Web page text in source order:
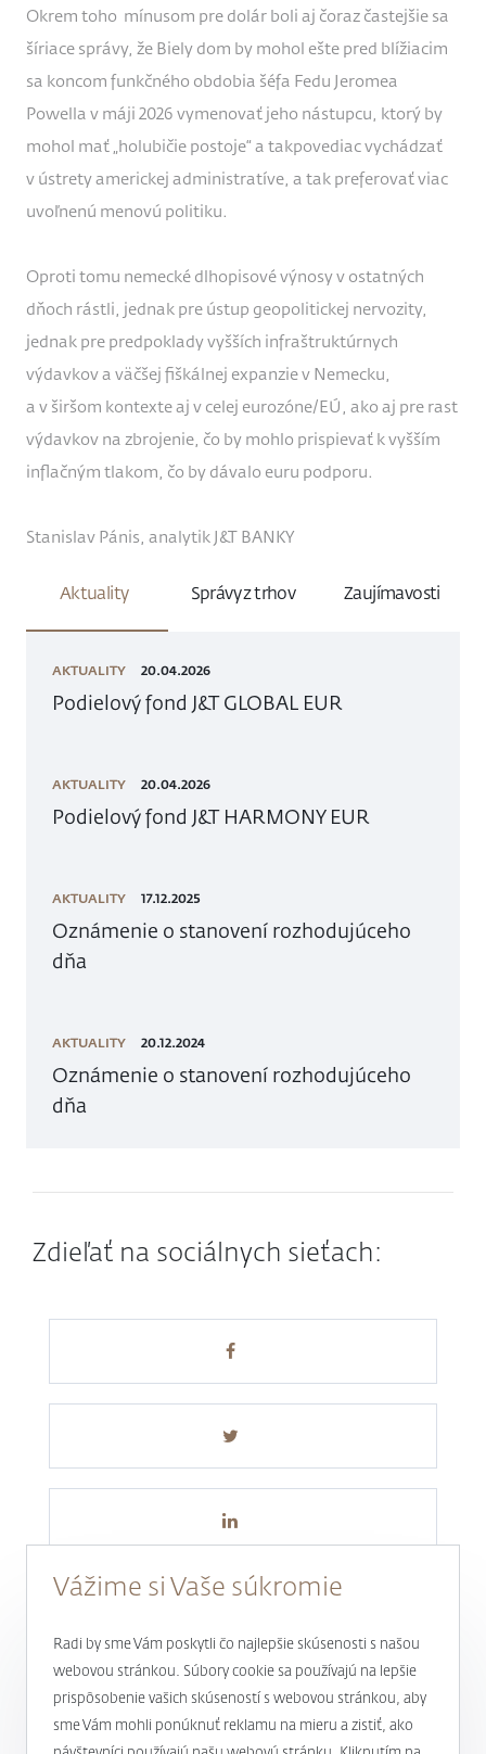
Okrem toho mínusom pre dolár boli aj čoraz častejšie sa
šíriace správy, že Biely dom by mohol ešte pred blížiacim
sa koncom funkčného obdobia šéfa Fedu Jeromea
Powella v máji 2026 vymenovať jeho nástupcu, ktorý by
mohol mať „holubičie postoje“ a takpovediac vychádzať
v ústrety americkej administratíve, a tak preferovať viac
uvoľnenú menovú politiku.
Oproti tomu nemecké dlhopisové výnosy v ostatných
dňoch rástli, jednak pre ústup geopolitickej nervozity,
jednak pre predpoklady vyšších infraštruktúrnych
výdavkov a väčšej fiškálnej expanzie v Nemecku,
a v širšom kontexte aj v celej eurozóne/EÚ, ako aj pre rast
výdavkov na zbrojenie, čo by mohlo prispievať k vyšším
inflačným tlakom, čo by dávalo euru podporu.
Stanislav Pánis, analytik J&T BANKY
Aktuality Správy z trhov Zaujímavosti
AKTUALITY 20.04.2026
Podielový fond J&T GLOBAL EUR
AKTUALITY 20.04.2026
Podielový fond J&T HARMONY EUR
AKTUALITY 17.12.2025
Oznámenie o stanovení rozhodujúceho
dňa
AKTUALITY 20.12.2024
Oznámenie o stanovení rozhodujúceho
dňa
Zdieľať na sociálnych sieťach:
Novinky a aktuality
Vážime si Vaše súkromie
Radi by sme Vám poskytli čo najlepšie skúsenosti s našou
webovou stránkou. Súbory cookie sa používajú na lepšie
prispôsobenie vašich skúseností s webovou stránkou, aby
sme Vám mohli ponúknuť reklamu na mieru a zistiť, ako